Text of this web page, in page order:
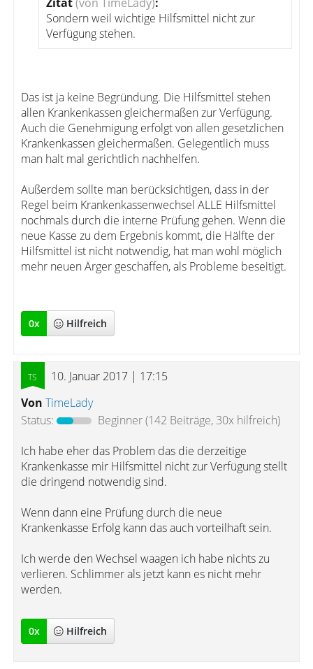
Sondern weil wichtige Hilfsmittel nicht zur
Verfügung stehen.
Das ist ja keine Begründung. Die Hilfsmittel stehen
allen Krankenkassen gleichermaßen zur Verfügung.
Auch die Genehmigung erfolgt von allen gesetzlichen
Krankenkassen gleichermaßen. Gelegentlich muss
man halt mal gerichtlich nachhelfen.
Außerdem sollte man berücksichtigen, dass in der
Regel beim Krankenkassenwechsel ALLE Hilfsmittel
nochmals durch die interne Prüfung gehen. Wenn die
neue Kasse zu dem Ergebnis kommt, die Hälfte der
Hilfsmittel ist nicht notwendig, hat man wohl möglich
mehr neuen Ärger geschaffen, als Probleme beseitigt.
0x Hilfreich
10. Januar 2017 | 17:15
Von TimeLady
Status:
Beginner(142 Beiträge, 30x hilfreich)
Ich habe eher das Problem das die derzeitige
Krankenkasse mir Hilfsmittel nicht zur Verfügung stellt
die dringend notwendig sind.
Wenn dann eine Prüfung durch die neue
Krankenkasse Erfolg kann das auch vorteilhaft sein.
Ich werde den Wechsel waagen ich habe nichts zu
verlieren. Schlimmer als jetzt kann es nicht mehr
werden.
0x Hilfreich